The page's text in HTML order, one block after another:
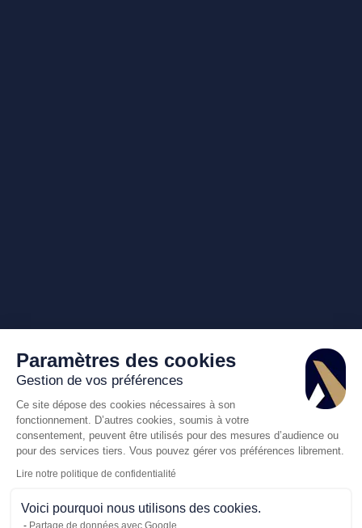
Paramètres des cookies
Gestion de vos préférences
Ce site dépose des cookies nécessaires à son
fonctionnement. D’autres cookies, soumis à votre
consentement, peuvent être utilisés pour des mesures d’audience ou
pour des services tiers. Vous pouvez gérer vos préférences librement.
Lire notre politique de confidentialité
Voici pourquoi nous utilisons des cookies.
Partage de données avec Google